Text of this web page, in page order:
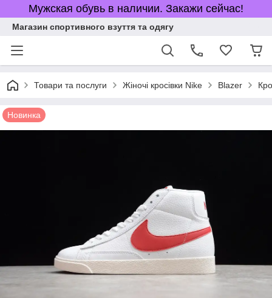
Мужская обувь в наличии. Закажи сейчас!
Магазин спортивного взуття та одягу
Товари та послуги Жіночі кросівки Nike Blazer
Новинка